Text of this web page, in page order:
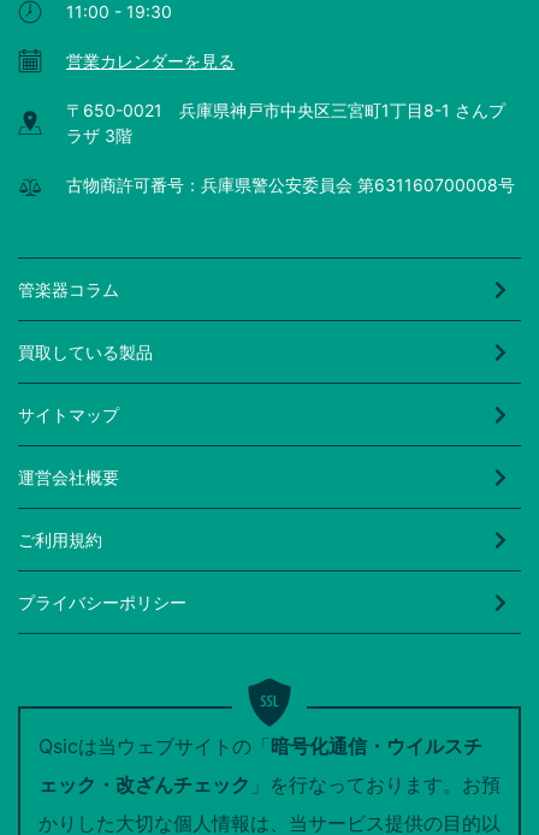
11:00 - 19:30
営業カレンダーを見る
〒650-0021 兵庫県神戸市中央区三宮町1丁目8-1 さんプ
ラザ 3階
古物商許可番号：兵庫県警公安委員会 第631160700008号
管楽器コラム
買取している製品
サイトマップ
運営会社概要
ご利用規約
プライバシーポリシー
Qsicは当ウェブサイトの「暗号化通信・ウイルスチ
ェック・改ざんチェック 」を行なっております。お預
かりした大切な個人情報は、当サービス提供の目的以